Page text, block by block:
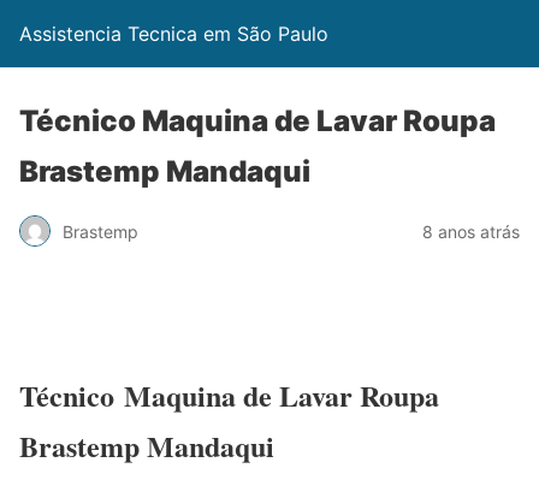
Assistencia Tecnica em São Paulo
Técnico Maquina de Lavar Roupa
Brastemp Mandaqui
Brastemp 8 anos atrás
Técnico Maquina de Lavar Roupa
Brastemp Mandaqui